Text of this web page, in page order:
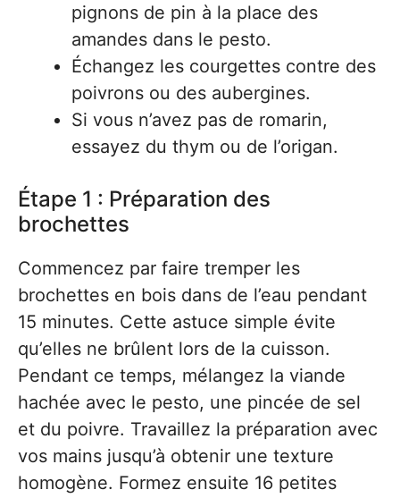
pignons de pin à la place des
amandes dans le pesto.
Échangez les courgettes contre des
poivrons ou des aubergines.
Si vous n’avez pas de romarin,
essayez du thym ou de l’origan.
Étape 1 : Préparation des
brochettes
Commencez par faire tremper les
brochettes en bois dans de l’eau pendant
15 minutes. Cette astuce simple évite
qu’elles ne brûlent lors de la cuisson.
Pendant ce temps, mélangez la viande
hachée avec le pesto, une pincée de sel
et du poivre. Travaillez la préparation avec
vos mains jusqu’à obtenir une texture
homogène. Formez ensuite 16 petites